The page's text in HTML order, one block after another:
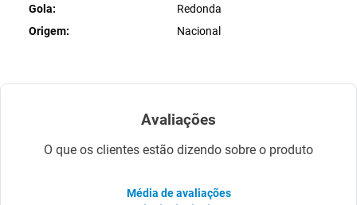
Gola
Redonda
Origem
Nacional
Avaliações
O que os clientes estão dizendo sobre o produto
Média de avaliações